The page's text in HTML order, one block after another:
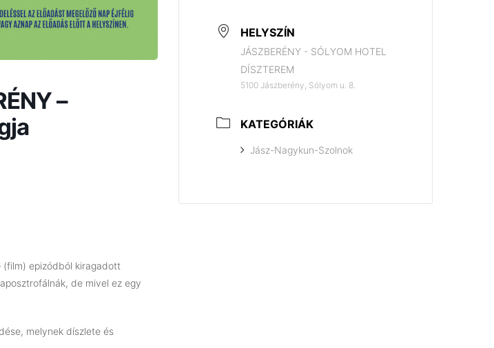
–
epizódból kiragadott
de mivel ez egy
melynek díszlete és
HELYSZÍN
JÁSZBERÉNY - SÓLYOM HOTEL
DÍSZTEREM
5100 Jászberény, Sólyom u. 8.
KATEGÓRIÁK
Jász-Nagykun-Szolnok